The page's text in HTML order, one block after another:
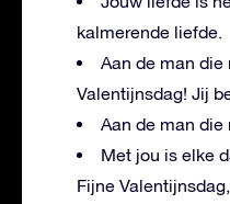
kalmerende liefde.
Aan de man
Valentijnsdag! Jij
Aan de man
Met jou is elke
Fijne